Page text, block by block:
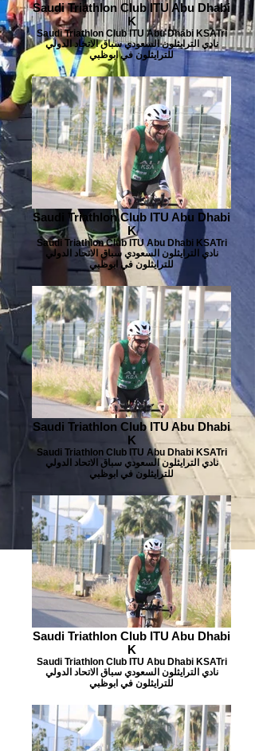
Saudi Triathlon Club ITU Abu Dhabi
K
Saudi Triathlon Club ITU Abu Dhabi KSATri
نادي الترايثلون السعودي سباق الاتحاد الدولي
للترايثلون في ابوظبي
Saudi Triathlon Club ITU Abu Dhabi
K
Saudi Triathlon Club ITU Abu Dhabi KSATri
نادي الترايثلون السعودي سباق الاتحاد الدولي
للترايثلون في ابوظبي
Saudi Triathlon Club ITU Abu Dhabi
K
Saudi Triathlon Club ITU Abu Dhabi KSATri
نادي الترايثلون السعودي سباق الاتحاد الدولي
للترايثلون في ابوظبي
Saudi Triathlon Club ITU Abu Dhabi
K
Saudi Triathlon Club ITU Abu Dhabi KSATri
نادي الترايثلون السعودي سباق الاتحاد الدولي
للترايثلون في ابوظبي